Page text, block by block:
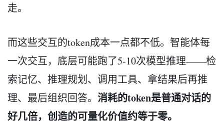
走。
而这些交互的token成本一点都不低。智能体每
一次交互，底层可能跑了5-10次模型推理——检
索记忆、推理规划、调用工具、拿结果后再推
理、最后组织回答。 消耗的token是普通对话的
好几倍，创造的可量化价值约等于零。